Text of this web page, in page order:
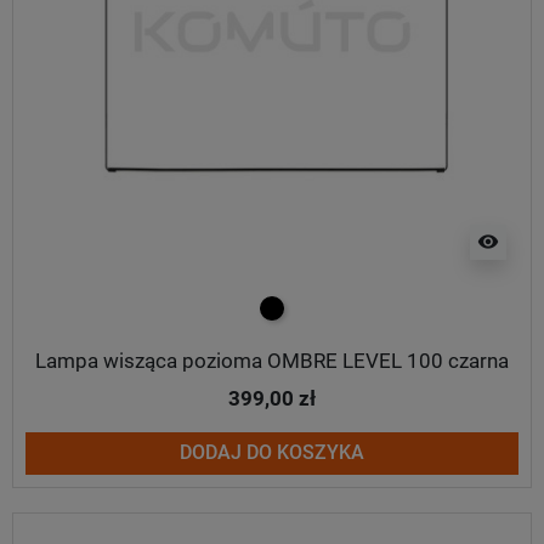
visibility
czarny
Lampa wisząca pozioma OMBRE LEVEL 100 czarna
399,00 zł
DODAJ DO KOSZYKA